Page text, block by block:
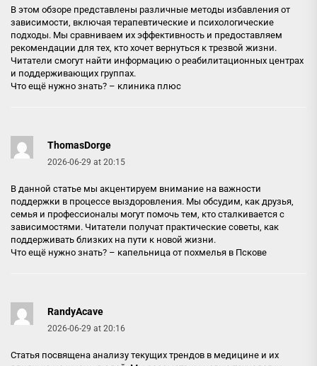
В этом обзоре представлены различные методы избавления от
зависимости, включая терапевтические и психологические
подходы. Мы сравниваем их эффективность и предоставляем
рекомендации для тех, кто хочет вернуться к трезвой жизни.
Читатели смогут найти информацию о реабилитационных центрах
и поддерживающих группах.
Что ещё нужно знать? – клиника плюс
ThomasDorge
2026-06-29 at 20:15
В данной статье мы акцентируем внимание на важности
поддержки в процессе выздоровления. Мы обсудим, как друзья,
семья и профессионалы могут помочь тем, кто сталкивается с
зависимостями. Читатели получат практические советы, как
поддерживать близких на пути к новой жизни.
Что ещё нужно знать? – капельница от похмелья в Пскове
RandyAcave
2026-06-29 at 20:16
Статья посвящена анализу текущих трендов в медицине и их